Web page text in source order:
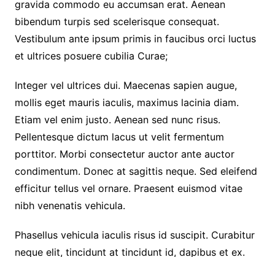
gravida commodo eu accumsan erat. Aenean
bibendum turpis sed scelerisque consequat.
Vestibulum ante ipsum primis in faucibus orci luctus
et ultrices posuere cubilia Curae;
Integer vel ultrices dui. Maecenas sapien augue,
mollis eget mauris iaculis, maximus lacinia diam.
Etiam vel enim justo. Aenean sed nunc risus.
Pellentesque dictum lacus ut velit fermentum
porttitor. Morbi consectetur auctor ante auctor
condimentum. Donec at sagittis neque. Sed eleifend
efficitur tellus vel ornare. Praesent euismod vitae
nibh venenatis vehicula.
Phasellus vehicula iaculis risus id suscipit. Curabitur
neque elit, tincidunt at tincidunt id, dapibus et ex.